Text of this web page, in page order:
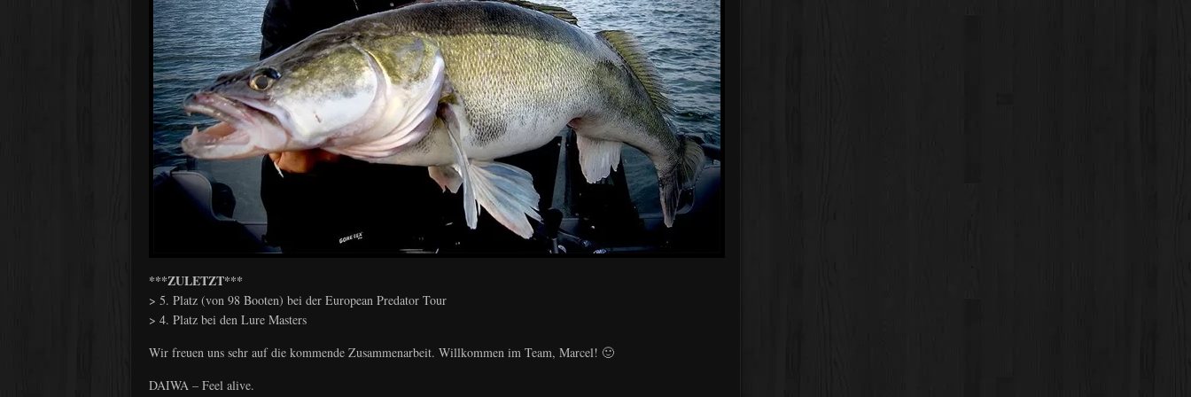
***ZULETZT***
> 5. Platz (von 98 Booten) bei der European Predator Tour
> 4. Platz bei den Lure Masters
Wir freuen uns sehr auf die kommende Zusammenarbeit. Willkommen im Team, Marcel! 🙂
DAIWA – Feel alive.